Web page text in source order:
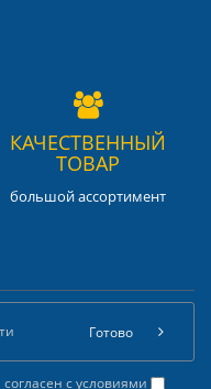
КАЧЕСТВЕННЫЙ
ТОВАР
большой ассортимент
с условиями
Готово